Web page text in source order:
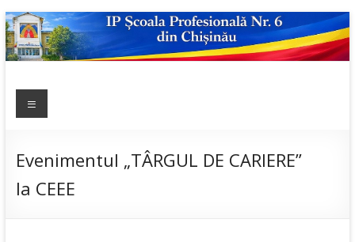
Skip
to
content
NR.6
scoala
nr.6; școală
admitere;
Meniu
Evenimentul „TÂRGUL DE CARIERE”
la CEEE